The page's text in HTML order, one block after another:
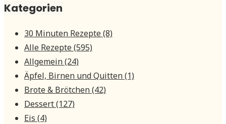
Kategorien
30 Minuten Rezepte(8)
Alle Rezepte(595)
Allgemein(24)
Äpfel, Birnen und Quitten(1)
Brote & Brötchen(42)
Dessert(127)
Eis (4)